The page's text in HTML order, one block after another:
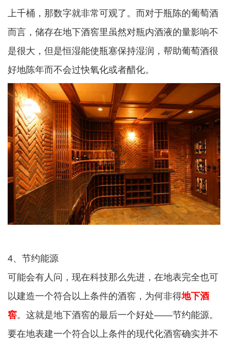
上千桶，那数字就非常可观了。而对于瓶陈的葡萄酒
而言，储存在地下酒窖里虽然对瓶内酒液的量影响不
是很大，但是恒湿能使瓶塞保持湿润，帮助葡萄酒很
好地陈年而不会过快氧化或者醋化。
4、节约能源
可能会有人问，现在科技那么先进，在地表完全也可
以建造一个符合以上条件的酒窖，为何非得地下酒
窖。这就是地下酒窖的最后一个好处——节约能源。
要在地表建一个符合以上条件的现代化酒窖确实并不